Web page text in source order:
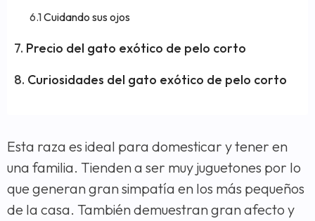
Cuidando sus ojos
Precio del gato exótico de pelo corto
Curiosidades del gato exótico de pelo corto
Esta raza es ideal para domesticar y tener en
una familia. Tienden a ser muy juguetones por lo
que generan gran simpatía en los más pequeños
de la casa. También demuestran gran afecto y